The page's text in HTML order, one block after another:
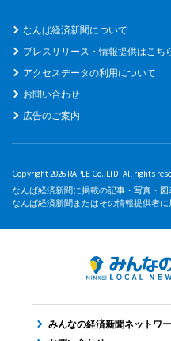
なんば経済新聞について
プレスリリース・情報提供はこち
アクセスデータの利用について
お問い合わせ
広告のご案内
Copyright 2026 RAPLE Co.,LTD. All rights
なんば経済新聞に掲載の記事・写真・
なんば経済新聞またはその情報提供者に
みんなの経済新聞ネットワ